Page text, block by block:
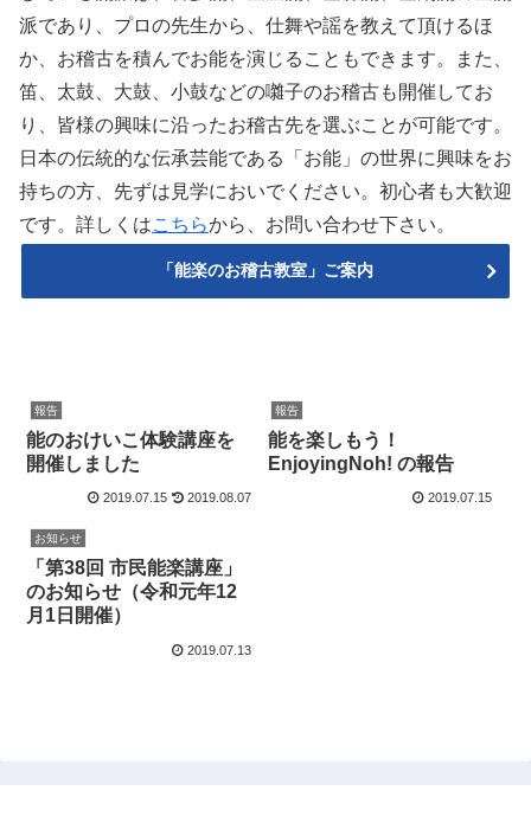
派であり、プロの先生から、仕舞や謡を教えて頂けるほ
か、お稽古を積んでお能を演じることもできます。また、
笛、太鼓、大鼓、小鼓などの囃子のお稽古も開催してお
り、皆様の興味に沿ったお稽古先を選ぶことが可能です。
日本の伝統的な伝承芸能である「お能」の世界に興味をお
持ちの方、先ずは見学においでください。初心者も大歓迎
です。詳しくはこちらから、お問い合わせ下さい。
「能楽のお稽古教室」ご案内
報告
能のおけいこ体験講座を
開催しました
2019.07.15 2019.08.07
報告
能を楽しもう！
EnjoyingNoh! の報告
2019.07.15
お知らせ
「第38回 市民能楽講座」
のお知らせ（令和元年12
月1日開催）
2019.07.13